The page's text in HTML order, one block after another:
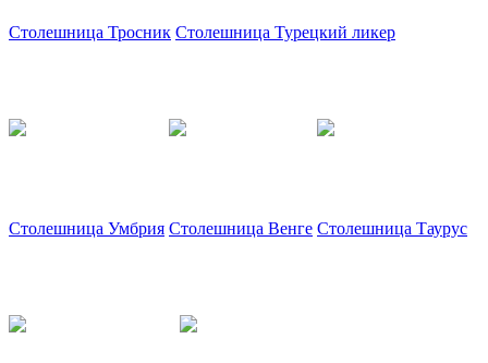
Столешница Тросник Столешница Турецкий ликер
Столешница Умбрия Столешница Венге Столешница Таурус